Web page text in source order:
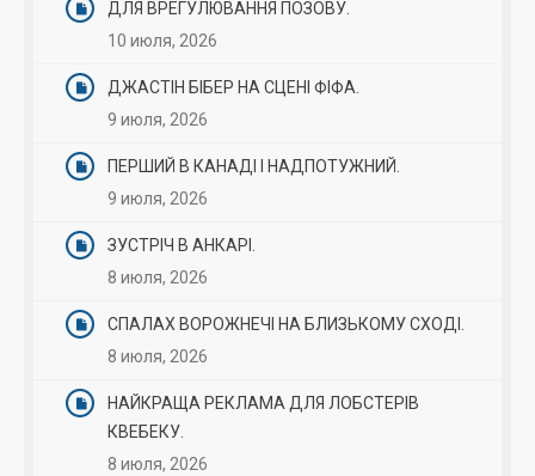
ДЛЯ ВРЕГУЛЮВАННЯ ПОЗОВУ.
10 июля, 2026
ДЖАСТІН БІБЕР НА СЦЕНІ ФІФА.
9 июля, 2026
ПЕРШИЙ В КАНАДІ І НАДПОТУЖНИЙ.
9 июля, 2026
ЗУСТРІЧ В АНКАРІ.
8 июля, 2026
СПАЛАХ ВОРОЖНЕЧІ НА БЛИЗЬКОМУ СХОДІ.
8 июля, 2026
НАЙКРАЩА РЕКЛАМА ДЛЯ ЛОБСТЕРІВ
КВЕБЕКУ.
8 июля, 2026